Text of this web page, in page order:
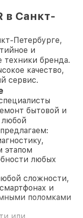
в Санкт-
Петербурге,
и
техники бренда.
качество,
сервис.
бытовой и
любой
этапом
любых
сложности,
и
поломками